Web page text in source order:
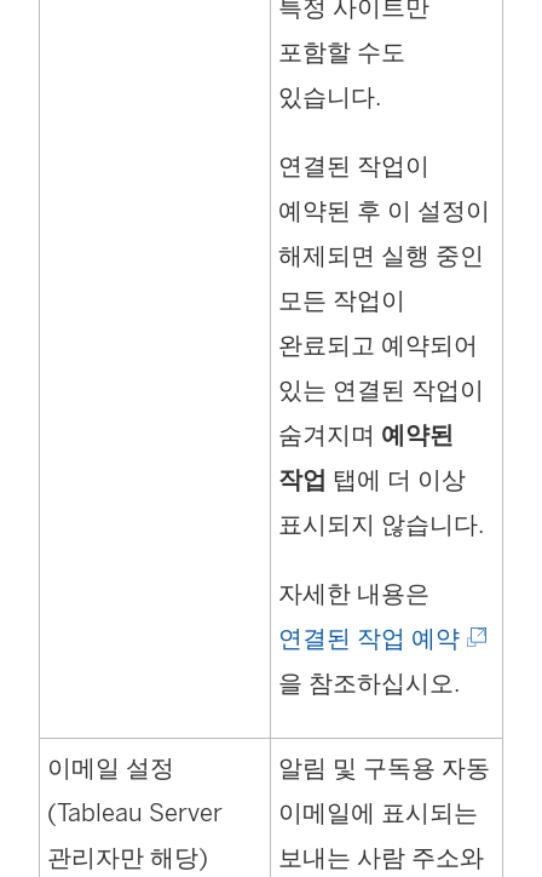
특정 사이트만
포함할 수도
있습니다.
연결된 작업이
예약된 후 이 설정이
해제되면 실행 중인
모든 작업이
완료되고 예약되어
있는 연결된 작업이
숨겨지며 예약된
작업 탭에 더 이상
표시되지 않습니다.
자세한 내용은
연결된 작업 예약(
가
새
창
을 참조하십시오.
이메일 설정
(Tableau Server
관리자만 해당)
알림 및 구독용 자동
이메일에 표시되는
보내는 사람 주소와